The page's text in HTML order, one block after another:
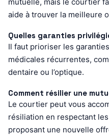
aide à trouver la meilleure
Quelles garanties
Il faut prioriser les
médicales récurrentes,
dentaire ou l’optique.
Comment résilier une
Le courtier peut vous
résiliation en respectant
proposant une nouvelle